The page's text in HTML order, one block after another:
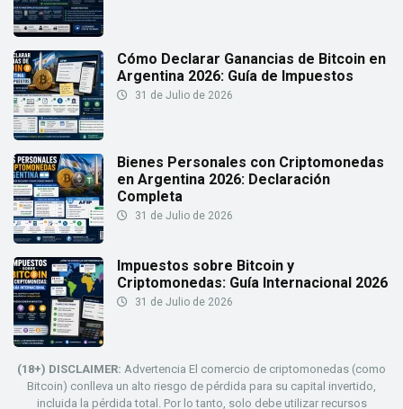
Cómo Declarar Ganancias de Bitcoin en
Argentina 2026: Guía de Impuestos
31 de Julio de 2026
Bienes Personales con Criptomonedas
en Argentina 2026: Declaración
Completa
31 de Julio de 2026
Impuestos sobre Bitcoin y
Criptomonedas: Guía Internacional 2026
31 de Julio de 2026
(18+) DISCLAIMER: Advertencia El comercio de criptomonedas (como
Bitcoin) conlleva un alto riesgo de pérdida para su capital invertido,
incluida la pérdida total. Por lo tanto, solo debe utilizar recursos